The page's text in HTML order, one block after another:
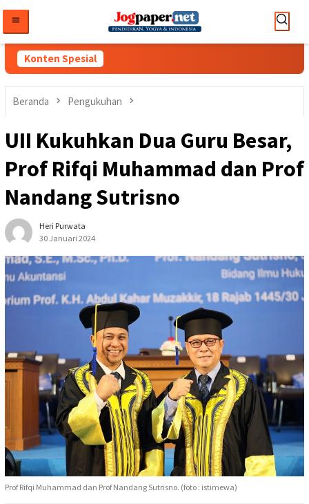
konten
Konten Spesial
Beranda Pengukuhan
UII Kukuhkan Dua Guru Besar,
Prof Rifqi Muhammad dan Prof
Nandang Sutrisno
Heri Purwata
30 Januari 2024
Prof Rifqi Muhammad dan Prof Nandang Sutrisno. (foto : istimewa)